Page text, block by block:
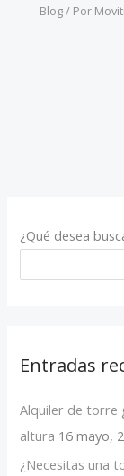
Blog/ Por
¿Qué desea
Entradas
Alquiler de torre
altura 16 mayo,
¿Necesitas una